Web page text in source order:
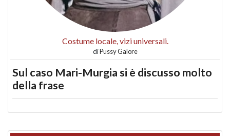
Costume locale, vizi universali.
diPussy Galore
Sul caso Mari-Murgia si è discusso molto
della frase